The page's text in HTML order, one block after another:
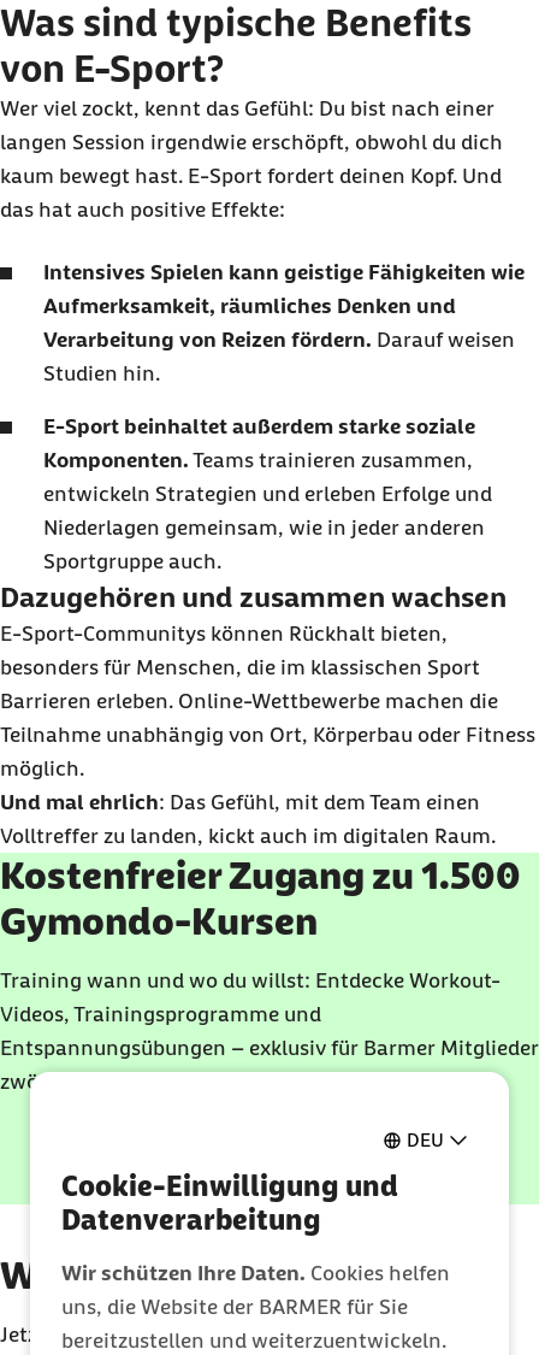
DEU
Cookie-Einwilligung und
Datenverarbeitung
Wir schützen Ihre Daten. Cookies helfen
uns, die Website der BARMER für Sie
bereitzustellen und weiterzuentwickeln.
Was sind typische Benefits
von E-Sport?
Wer viel zockt, kennt das Gefühl: Du bist nach einer
langen Session irgendwie erschöpft, obwohl du dich
kaum bewegt hast. E-Sport fordert deinen Kopf. Und
das hat auch positive Effekte:
Intensives Spielen kann geistige Fähigkeiten wie
Aufmerksamkeit, räumliches Denken und
Verarbeitung von Reizen fördern. Darauf weisen
Studien hin.
E-Sport beinhaltet außerdem starke soziale
Komponenten. Teams trainieren zusammen,
entwickeln Strategien und erleben Erfolge und
Niederlagen gemeinsam, wie in jeder anderen
Sportgruppe auch.
Dazugehören und zusammen wachsen
E-Sport-Communitys können Rückhalt bieten,
besonders für Menschen, die im klassischen Sport
Barrieren erleben. Online-Wettbewerbe machen die
Teilnahme unabhängig von Ort, Körperbau oder Fitness
möglich.
Und mal ehrlich: Das Gefühl, mit dem Team einen
Volltreffer zu landen, kickt auch im digitalen Raum.
Kostenfreier Zugang zu 1.500
Gymondo-Kursen
Training wann und wo du willst: Entdecke Workout-
Videos, Trainingsprogramme und
Entspannungsübungen – exklusiv für Barmer Mitglieder
zwölf Monate kostenlos.
Gymondo entdecken
Welche Risiken hat E-Sport?
Jetzt kommt der Teil, den viele gern überspringen: E-